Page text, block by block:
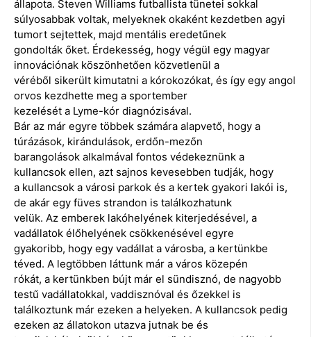
állapota. Steven Williams futballista tünetei sokkal
súlyosabbak voltak, melyeknek okaként kezdetben agyi
tumort sejtettek, majd mentális eredetűnek
gondolták őket. Érdekesség, hogy végül egy magyar
innovációnak köszönhetően közvetlenül a
véréből sikerült kimutatni a kórokozókat, és így egy angol
orvos kezdhette meg a sportember
kezelését a Lyme-kór diagnózisával.
Bár az már egyre többek számára alapvető, hogy a
túrázások, kirándulások, erdőn-mezőn
barangolások alkalmával fontos védekeznünk a
kullancsok ellen, azt sajnos kevesebben tudják, hogy
a kullancsok a városi parkok és a kertek gyakori lakói is,
de akár egy füves strandon is találkozhatunk
velük. Az emberek lakóhelyének kiterjedésével, a
vadállatok élőhelyének csökkenésével egyre
gyakoribb, hogy egy vadállat a városba, a kertünkbe
téved. A legtöbben láttunk már a város közepén
rókát, a kertünkben bújt már el sündisznó, de nagyobb
testű vadállatokkal, vaddisznóval és őzekkel is
találkoztunk már ezeken a helyeken. A kullancsok pedig
ezeken az állatokon utazva jutnak be és